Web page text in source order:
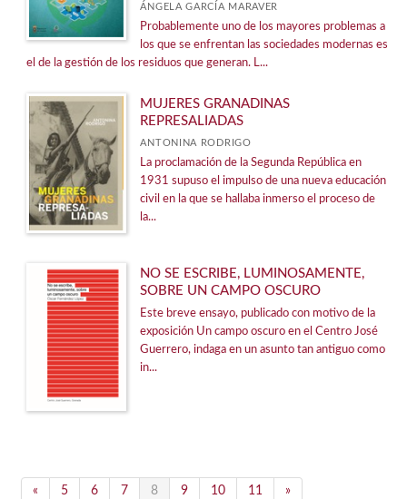
ÁNGELA GARCÍA MARAVER
Probablemente uno de los mayores problemas a
los que se enfrentan las sociedades modernas es
el de la gestión de los residuos que generan. L...
MUJERES GRANADINAS
REPRESALIADAS
ANTONINA RODRIGO
La proclamación de la Segunda República en
1931 supuso el impulso de una nueva educación
civil en la que se hallaba inmerso el proceso de
la...
NO SE ESCRIBE, LUMINOSAMENTE,
SOBRE UN CAMPO OSCURO
Este breve ensayo, publicado con motivo de la
exposición Un campo oscuro en el Centro José
Guerrero, indaga en un asunto tan antiguo como
in...
« 5 6 7 8 9 10 11 »